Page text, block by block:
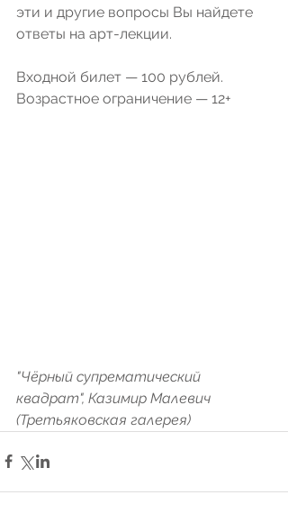
эти и другие вопросы Вы найдете
ответы на арт-лекции.
Входной билет — 100 рублей.
Возрастное ограничение — 12+
"Чёрный супрематический
квадрат", Казимир Малевич
(Третьяковская галерея)